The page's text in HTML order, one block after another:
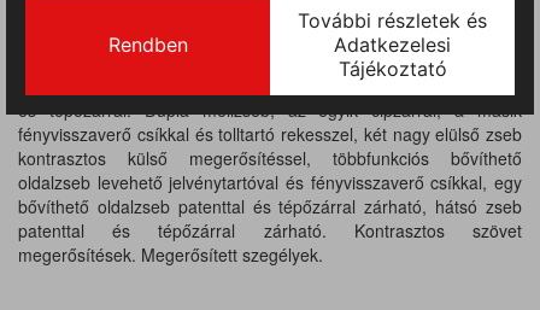
Anyaga: 98% pamutvászon / 2% elasztán, anyagvastagság 270
g/m2. Egész évszakban használható rugalamas (Stretch) vászon
mellesnadrág, nagyméretű vesevédő, elasztikus kantárok,
automata záródású csatokkal. Kényelmes oldalsó nyílás cipzárral
és tépőzárral. Dupla mellzseb, az egyik cipzárral, a másik
fényvisszaverő csíkkal és tolltartó rekesszel, két nagy elülső zseb
kontrasztos külső megerősítéssel, többfunkciós bővíthető
oldalzseb levehető jelvénytartóval és fényvisszaverő csíkkal, egy
bővíthető oldalzseb patenttal és tépőzárral zárható, hátsó zseb
patenttal és tépőzárral zárható. Kontrasztos szövet
megerősítések. Megerősített szegélyek.